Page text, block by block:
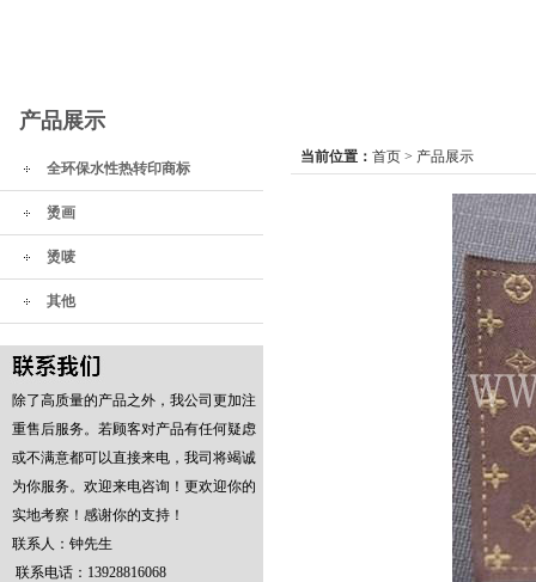
产品展示
全环保水性热转印商标
烫画
烫唛
其他
除了高质量的产品之外，我公司更加注
重售后服务。若顾客对产品有任何疑虑
或不满意都可以直接来电，我司将竭诚
为你服务。欢迎来电咨询！更欢迎你的
实地考察！感谢你的支持！
联系人：钟先生
联系电话：13928816068
当前位置： 首页 > 产品展示